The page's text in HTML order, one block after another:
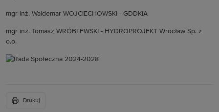
mgr inż. Waldemar WOJCIECHOWSKI - GDDKiA
mgr inż. Tomasz WRÓBLEWSKI - HYDROPROJEKT Wrocław Sp. z
o.o.
Drukuj